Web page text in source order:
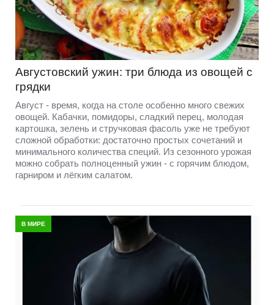
Августовский ужин: три блюда из овощей с
грядки
Август - время, когда на столе особенно много свежих
овощей. Кабачки, помидоры, сладкий перец, молодая
картошка, зелень и стручковая фасоль уже не требуют
сложной обработки: достаточно простых сочетаний и
минимального количества специй. Из сезонного урожая
можно собрать полноценный ужин - с горячим блюдом,
гарниром и лёгким салатом.
В МИРЕ